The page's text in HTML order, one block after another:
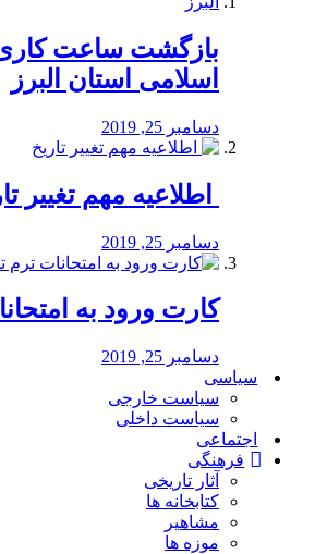
بازگشت ساعت کاری
اسلامی استان البرز
دسامبر 25, 2019
اطلاعیه مهم تغییر
دسامبر 25, 2019
کارت ورود به
دسامبر 25, 2019
سیاسی
سیاست خارجی
سیاست داخلی
اجتماعی
فرهنگی
آثار تاریخی
کتابخانه ها
مشاهیر
موزه ها